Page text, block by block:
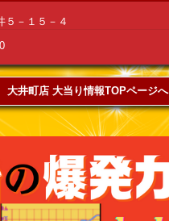
５－１５－４
井町店 大当り情報TOPページへ